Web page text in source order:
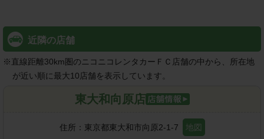
近隣の店舗
※直線距離30km圏のニコニコレンタカーＦＣ店舗の中から、所在地
が近い順に最大10店舗を表示しています。
東大和向原店
住所： 東京都東大和市向原2-1-7 地図